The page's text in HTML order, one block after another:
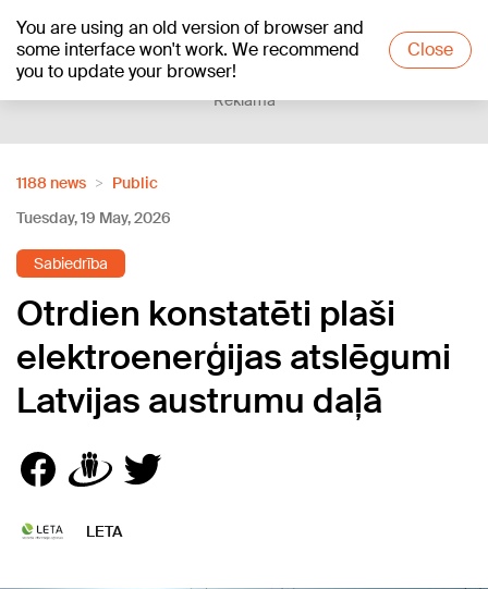
You are using an old version of browser and
some interface won't work. We recommend
you to update your browser!
Close
+13°C
Reklāma
1188 news
Public
Tuesday, 19 May, 2026
Sabiedrība
Otrdien konstatēti plaši
elektroenerģijas atslēgumi
Latvijas austrumu daļā
LETA